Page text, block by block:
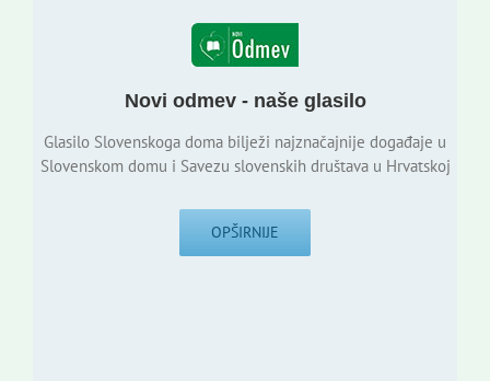
Novi odmev - naše glasilo
Glasilo Slovenskoga doma bilježi najznačajnije događaje u
Slovenskom domu i Savezu slovenskih društava u Hrvatskoj
OPŠIRNIJE